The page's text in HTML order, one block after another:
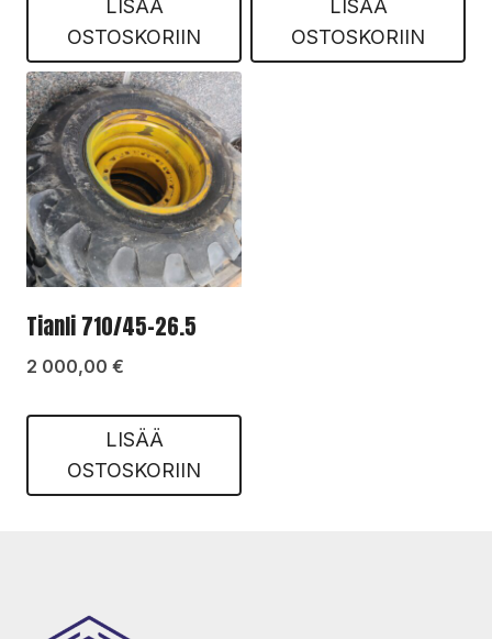
LISÄÄ
OSTOSKORIIN
LISÄÄ
OSTOSKORIIN
Tianli 710/45-26.5
2 000,00 €
LISÄÄ
OSTOSKORIIN